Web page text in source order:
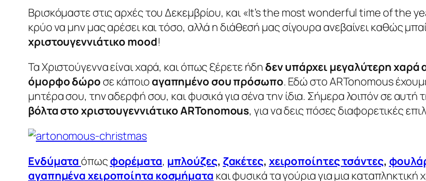
Βρισκόμαστε στις αρχές του Δεκεμβρίου, και «It’s the most wonderful time of the
κρύο να μην μας αρέσει και τόσο, αλλά η διάθεσή μας σίγουρα ανεβαίνει καθώς
χριστουγεννιάτικο mood!
Τα Χριστούγεννα είναι χαρά, και όπως ξέρετε ήδη δεν υπάρχει μεγαλύτερη χαρά
όμορφο δώρο σε κάποιο αγαπημένο σου πρόσωπο. Εδώ στο ARTonomous
μητέρα σου, την αδερφή σου, και φυσικά για σένα την ίδια. Σήμερα λοιπόν σε
βόλτα στο χριστουγεννιάτικοARTonomous, για να δεις πόσες διαφορετικές
Ενδύματα όπως φορέματα, μπλούζες, ζακέτες, χειροποίητες τσάντες,
αγαπημένα χειροποίητα κοσμήματα και φυσικά τα γούρια για μια